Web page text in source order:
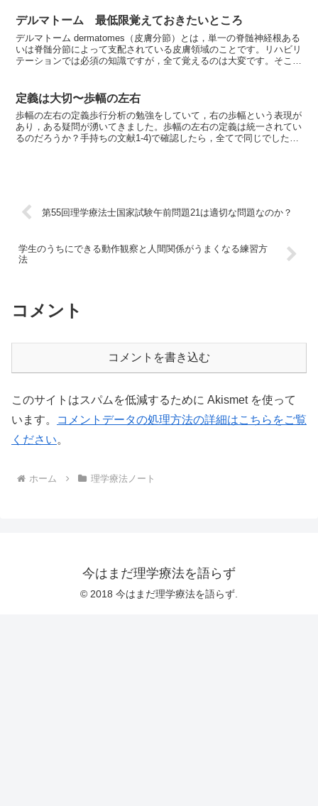
デルマトーム 最低限覚えておきたいところ
デルマトーム dermatomes（皮膚分節）とは，単一の脊髄神経根ある
いは脊髄分節によって支配されている皮膚領域のことです。リハビリ
テーションでは必須の知識ですが，全て覚えるのは大変です。そこ
定義は大切〜歩幅の左右
歩幅の左右の定義歩行分析の勉強をしていて，右の歩幅という表現が
あり，ある疑問が湧いてきました。歩幅の左右の定義は統一されてい
るのだろうか？手持ちの文献1-4)で確認したら，全てで同じでした。
第55回理学療法士国家試験午前問題21は適切な問題なのか？
学生のうちにできる動作観察と人間関係がうまくなる練習方
法
コメント
コメントを書き込む
このサイトはスパムを低減するために Akismet を使って
います。
コメントデータの処理方法の詳細はこちらをご覧
ください。
ホーム 理学療法ノート
今はまだ理学療法を語らず
© 2018 今はまだ理学療法を語らず.